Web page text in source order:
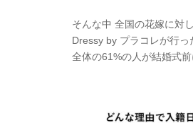
そんな中 全国の花嫁に対し
Dressy by プラコレが行っ
全体の61%の人が結婚式